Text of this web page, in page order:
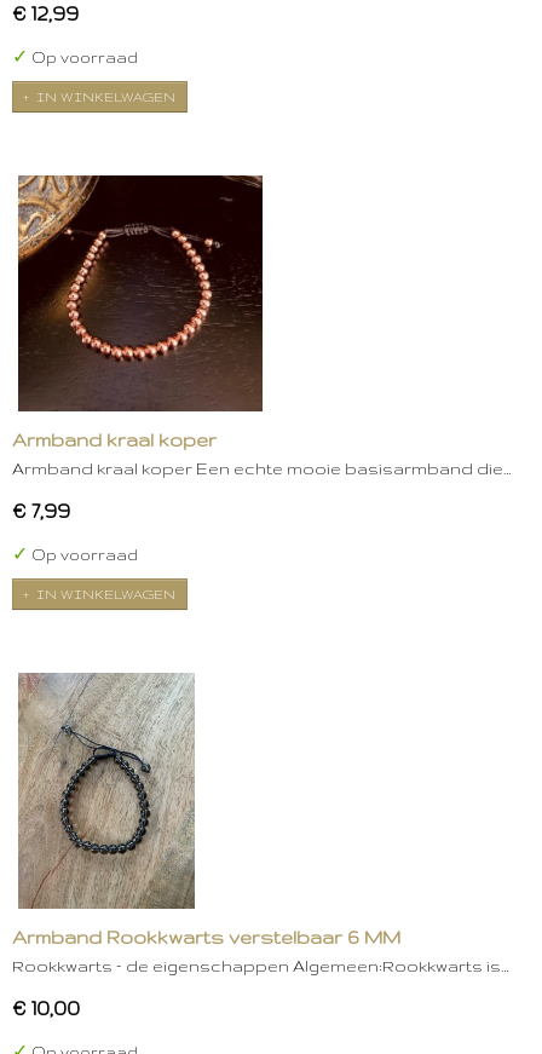
€ 12,99
✓ Op voorraad
IN WINKELWAGEN
Armband kraal koper
Armband kraal koper Een echte mooie basisarmband die…
€ 7,99
✓ Op voorraad
IN WINKELWAGEN
Armband Rookkwarts verstelbaar 6 MM
Rookkwarts – de eigenschappen Algemeen:Rookkwarts is…
€ 10,00